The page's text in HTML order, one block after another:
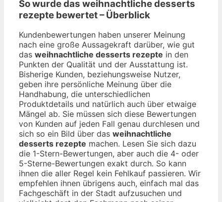
So wurde das weihnachtliche desserts
rezepte bewertet – Überblick
Kundenbewertungen haben unserer Meinung
nach eine große Aussagekraft darüber, wie gut
das weihnachtliche desserts rezepte in den
Punkten der Qualität und der Ausstattung ist.
Bisherige Kunden, beziehungsweise Nutzer,
geben ihre persönliche Meinung über die
Handhabung, die unterschiedlichen
Produktdetails und natürlich auch über etwaige
Mängel ab. Sie müssen sich diese Bewertungen
von Kunden auf jeden Fall genau durchlesen und
sich so ein Bild über das weihnachtliche
desserts rezepte machen. Lesen Sie sich dazu
die 1-Stern-Bewertungen, aber auch die 4- oder
5-Sterne-Bewertungen exakt durch. So kann
ihnen die aller Regel kein Fehlkauf passieren. Wir
empfehlen ihnen übrigens auch, einfach mal das
Fachgeschäft in der Stadt aufzusuchen und